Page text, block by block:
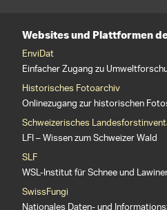
Websites und Plattformen
EnviDat
Einfacher Zugang zu
Historisches Fotoarchiv
Onlinezugang zur historischen
Schweizerisches
LFI – Wissen zum Schweizer Wald
SLF
WSL-Institut für Schnee und
SwissFungi